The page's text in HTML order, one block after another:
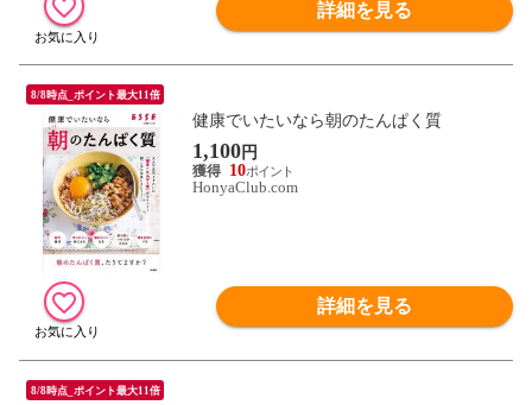
詳細を見る
8/8時点_ポイント最大11倍
健康でいたいなら朝のたんぱく質
1,100円
10
HonyaClub.com
詳細を見る
8/8時点_ポイント最大11倍